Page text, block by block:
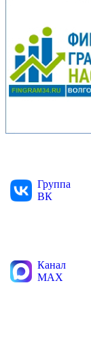
Группа
ВК
Канал
MAX